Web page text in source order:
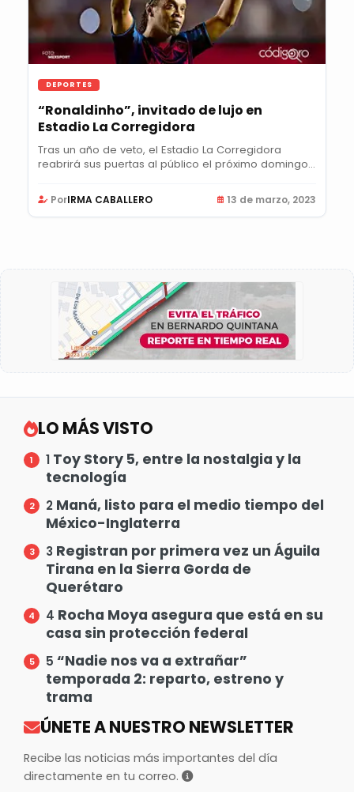
DEPORTES
“Ronaldinho”, invitado de lujo en
Estadio La Corregidora
Tras un año de veto, el Estadio La Corregidora
reabrirá sus puertas al público el próximo domingo...
PorIRMA CABALLERO 13 de marzo, 2023
LO MÁS VISTO
1 Toy Story 5, entre la nostalgia y la
tecnología
2 Maná, listo para el medio tiempo del
México-Inglaterra
3 Registran por primera vez un Águila
Tirana en la Sierra Gorda de
Querétaro
4 Rocha Moya asegura que está en su
casa sin protección federal
5 “Nadie nos va a extrañar”
temporada 2: reparto, estreno y
trama
ÚNETE A NUESTRO NEWSLETTER
Recibe las noticias más importantes del día
directamente en tu correo.